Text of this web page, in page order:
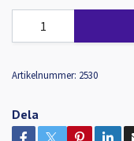
Artikelnummer: 2530
Dela